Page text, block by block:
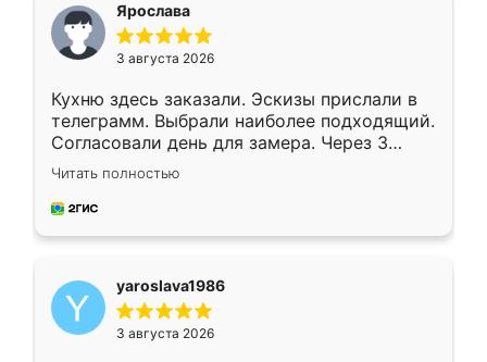
Ярослава
3 августа 2026
Кухню здесь заказали. Эскизы прислали в
телеграмм. Выбрали наиболее подходящий.
Согласовали день для замера. Через 3
недели кухня была уже готова. Остались
довольны работой. Спасибо Ренессанс
мебель за качественную работу!
Читать полностью
yaroslava1986
3 августа 2026